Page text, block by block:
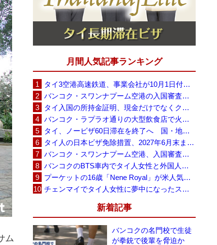
ム
月間人気記事ランキング
タイ3空港高速鉄道、事業会社が10月1日付の契約終了を通知 「現時点での撤退決定ではない」
バンコク・スワンナプーム空港の入国審査に長蛇の列、SNSで「3～4時間待ち」との投稿が拡散
タイ入国の所持金証明、現金だけでなくクレジットカードや銀行明細も提示可能
バンコク・ラプラオ通りの大型飲食店で火災、27人死亡・多数負傷
タイ、ノービザ60日滞在を終了へ 国・地域別に30日・15日へ再編
タイ人の日本ビザ免除措置、2027年6月末まで延長 不安広がる中でひとまず安堵
バンコク・スワンナプーム空港、入国審査で2～3時間待ちの時間帯も 審査厳格化と人員不足が影響か
バンコクのBTS車内でタイ人女性と外国人学生グループが口論、騒音めぐる動画が拡散
プーケットの16歳「Nene Royal」が米人気番組で圧巻の演奏、審査員4人全員が「Yes」
チェンマイでタイ人女性に夢中になったスウェーデン人男性、全財産を失い捨てられる
新着記事
バンコクの名門校で生徒
が拳銃で後輩を脅迫か